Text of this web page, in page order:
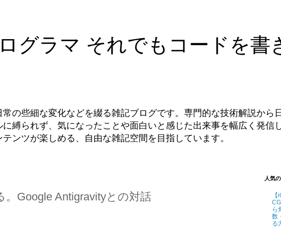
グラマ それでもコードを書
の些細な変化などを綴る雑記ブログです。専門的な技術解説から
縛られず、気になったことや面白いと感じた出来事を幅広く発信
ンツが楽しめる、自由な雑記空間を目指しています。
Google Antigravityとの対話
人気
ら
数
る